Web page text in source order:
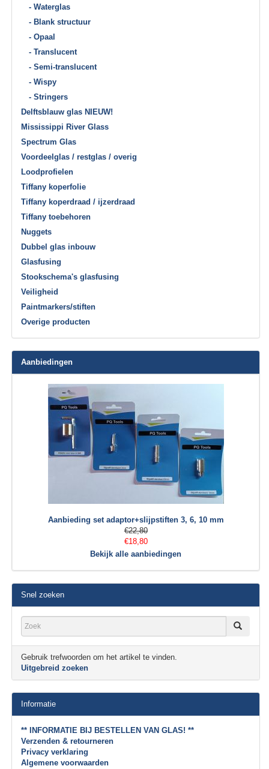
- Waterglas
- Blank structuur
- Opaal
- Translucent
- Semi-translucent
- Wispy
- Stringers
Delftsblauw glas NIEUW!
Mississippi River Glass
Spectrum Glas
Voordeelglas / restglas / overig
Loodprofielen
Tiffany koperfolie
Tiffany koperdraad / ijzerdraad
Tiffany toebehoren
Nuggets
Dubbel glas inbouw
Glasfusing
Stookschema's glasfusing
Veiligheid
Paintmarkers/stiften
Overige producten
Aanbiedingen
Aanbieding set adaptor+slijpstiften 3, 6, 10 mm
€22,80
€18,80
Bekijk alle aanbiedingen
Snel zoeken
Gebruik trefwoorden om het artikel te vinden.
Uitgebreid zoeken
Informatie
** INFORMATIE BIJ BESTELLEN VAN GLAS! **
Verzenden & retourneren
Privacy verklaring
Algemene voorwaarden